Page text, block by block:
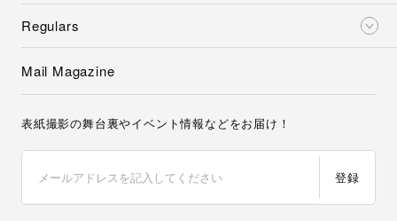
Regulars
Mail Magazine
表紙撮影の舞台裏やイベント情報などをお届け！
登録